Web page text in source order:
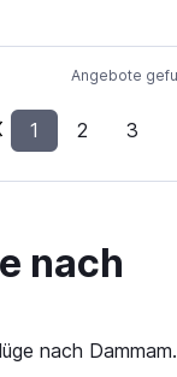
Angebote
1 2 3
nach
nach Dammam.